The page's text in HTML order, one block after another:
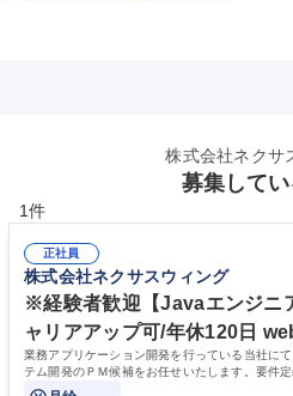
株式会社ネクサ
募集して
1件
正社員
株式会社ネクサスウィング
※経験者歓迎【Javaエンジニ
ャリアアップ可/年休120日
業務アプリケーション開発を行っている当社に
テム開発のＰＭ候補をお任せいたします。要件
てチームで対応するポジションです。